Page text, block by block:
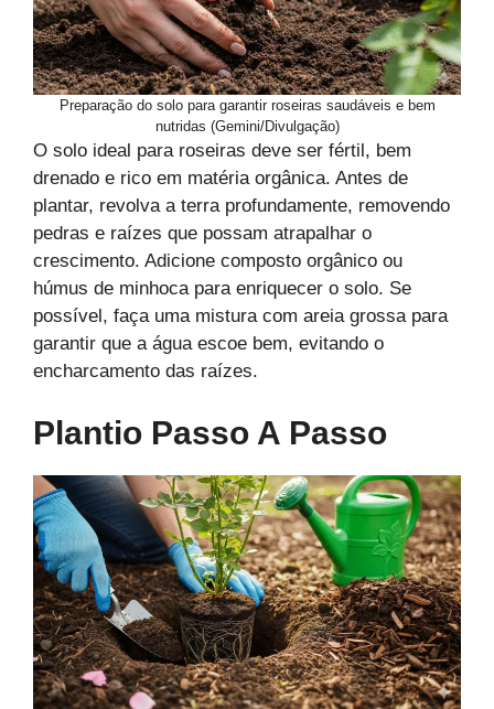
Preparação do solo para garantir roseiras saudáveis e bem
nutridas (Gemini/Divulgação)
O solo ideal para roseiras deve ser fértil, bem
drenado e rico em matéria orgânica. Antes de
plantar, revolva a terra profundamente, removendo
pedras e raízes que possam atrapalhar o
crescimento. Adicione composto orgânico ou
húmus de minhoca para enriquecer o solo. Se
possível, faça uma mistura com areia grossa para
garantir que a água escoe bem, evitando o
encharcamento das raízes.
Plantio Passo A Passo